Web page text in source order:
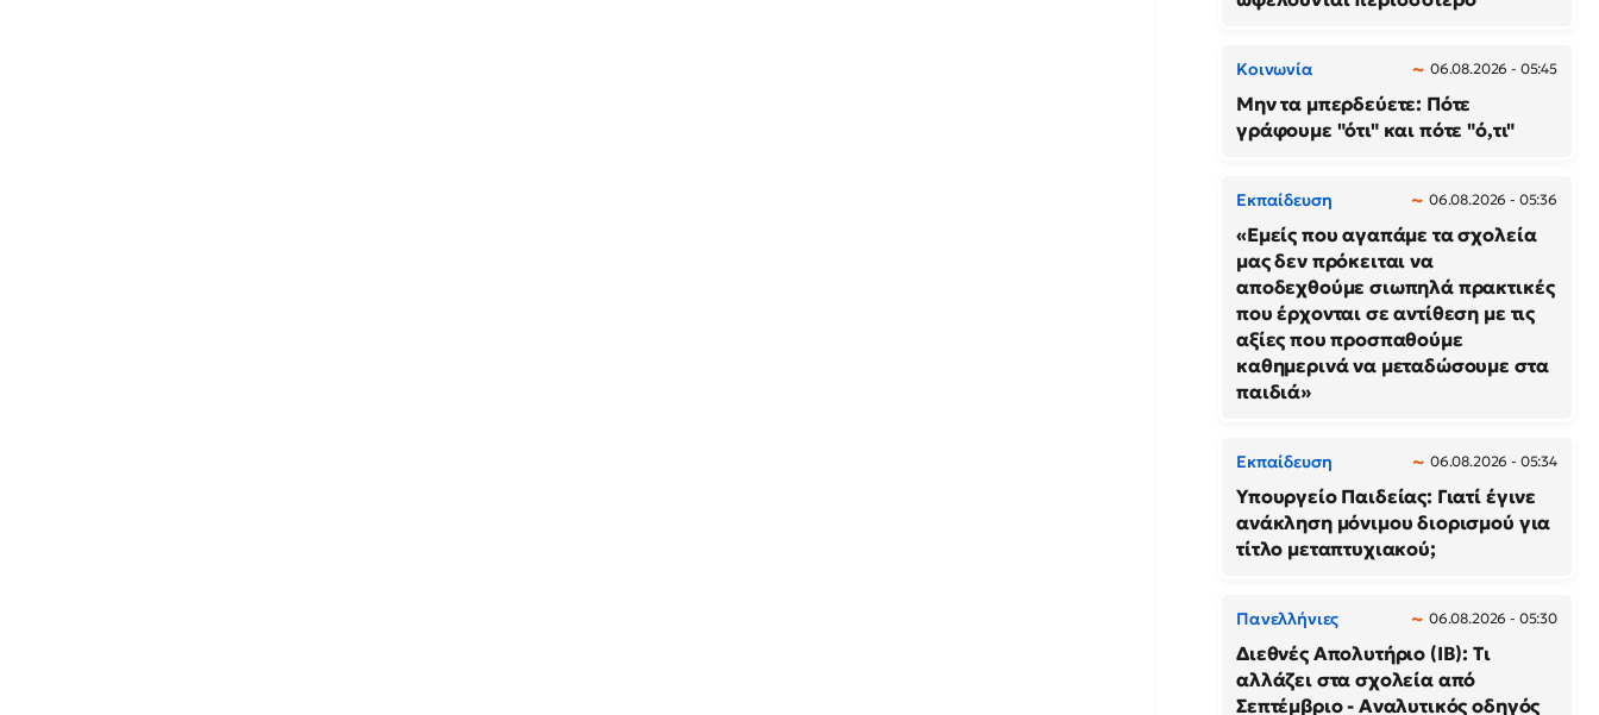
Κοινωνία 06.08.2026 - 05:45
Μην τα μπερδεύετε: Πότε
γράφουμε "ότι" και πότε "ό,τι"
Εκπαίδευση 06.08.2026 - 05:36
«Εμείς που αγαπάμε τα σχολεία
μας δεν πρόκειται να
αποδεχθούμε σιωπηλά πρακτικές
που έρχονται σε αντίθεση με τις
αξίες που προσπαθούμε
καθημερινά να μεταδώσουμε στα
παιδιά»
Εκπαίδευση 06.08.2026 - 05:34
Υπουργείο Παιδείας: Γιατί έγινε
ανάκληση μόνιμου διορισμού για
τίτλο μεταπτυχιακού;
Πανελλήνιες 06.08.2026 - 05:30
Διεθνές Απολυτήριο (IB): Τι
αλλάζει στα σχολεία από
Σεπτέμβριο - Αναλυτικός οδηγός